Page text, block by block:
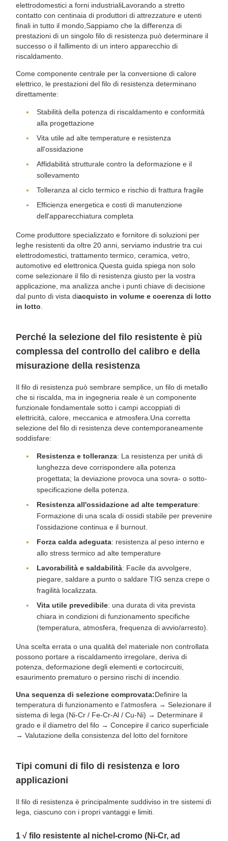
elettrodomestici a forni industrialiLavorando a stretto
contatto con centinaia di produttori di attrezzature e utenti
finali in tutto il mondo,Sappiamo che la differenza di
prestazioni di un singolo filo di resistenza può determinare il
successo o il fallimento di un intero apparecchio di
riscaldamento.
Come componente centrale per la conversione di calore
elettrico, le prestazioni del filo di resistenza determinano
direttamente:
Stabilità della potenza di riscaldamento e conformità
alla progettazione
Vita utile ad alte temperature e resistenza
all'ossidazione
Affidabilità strutturale contro la deformazione e il
sollevamento
Tolleranza al ciclo termico e rischio di frattura fragile
Efficienza energetica e costi di manutenzione
dell'apparecchiatura completa
Come produttore specializzato e fornitore di soluzioni per
leghe resistenti da oltre 20 anni, serviamo industrie tra cui
elettrodomestici, trattamento termico, ceramica, vetro,
automotive ed elettronica.Questa guida spiega non solo
come selezionare il filo di resistenza giusto per la vostra
applicazione, ma analizza anche i punti chiave di decisione
dal punto di vista diacquisto in volume e coerenza di lotto
in lotto.
Perché la selezione del filo resistente è più
complessa del controllo del calibro e della
misurazione della resistenza
Il filo di resistenza può sembrare semplice, un filo di metallo
che si riscalda, ma in ingegneria reale è un componente
funzionale fondamentale sotto i campi accoppiati di
elettricità, calore, meccanica e atmosfera.Una corretta
selezione del filo di resistenza deve contemporaneamente
soddisfare:
Resistenza e tolleranza: La resistenza per unità di
lunghezza deve corrispondere alla potenza
progettata; la deviazione provoca una sovra- o sotto-
specificazione della potenza.
Resistenza all'ossidazione ad alte temperature:
Formazione di una scala di ossidi stabile per prevenire
l'ossidazione continua e il burnout.
Forza calda adeguata: resistenza al peso interno e
allo stress termico ad alte temperature
Lavorabilità e saldabilità: Facile da avvolgere,
piegare, saldare a punto o saldare TIG senza crepe o
fragilità localizzata.
Vita utile prevedibile: una durata di vita prevista
chiara in condizioni di funzionamento specifiche
(temperatura, atmosfera, frequenza di avvio/arresto).
Una scelta errata o una qualità del materiale non controllata
possono portare a riscaldamento irregolare, deriva di
potenza, deformazione degli elementi e cortocircuiti,
esaurimento prematuro o persino rischi di incendio.
Una sequenza di selezione comprovata:Definire la
temperatura di funzionamento e l'atmosfera → Selezionare il
sistema di lega (Ni-Cr / Fe-Cr-Al / Cu-Ni) → Determinare il
grado e il diametro del filo → Concepire il carico superficiale
→ Valutazione della consistenza del lotto del fornitore
Tipi comuni di filo di resistenza e loro
applicazioni
Il filo di resistenza è principalmente suddiviso in tre sistemi di
lega, ciascuno con i propri vantaggi e limiti.
1️ √ filo resistente al nichel-cromo (Ni-Cr, ad